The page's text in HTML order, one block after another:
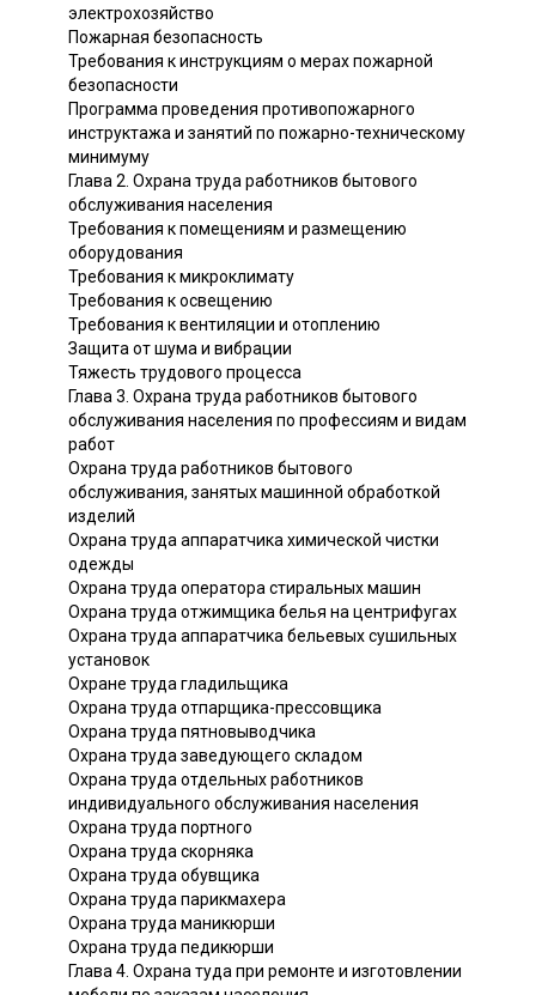
электрохозяйство
Пожарная безопасность
Требования к инструкциям о мерах пожарной
безопасности
Программа проведения противопожарного
инструктажа и занятий по пожарно-техническому
минимуму
Глава 2. Охрана труда работников бытового
обслуживания населения
Требования к помещениям и размещению
оборудования
Требования к микроклимату
Требования к освещению
Требования к вентиляции и отоплению
Защита от шума и вибрации
Тяжесть трудового процесса
Глава 3. Охрана труда работников бытового
обслуживания населения по профессиям и видам
работ
Охрана труда работников бытового
обслуживания, занятых машинной обработкой
изделий
Охрана труда аппаратчика химической чистки
одежды
Охрана труда оператора стиральных машин
Охрана труда отжимщика белья на центрифугах
Охрана труда аппаратчика бельевых сушильных
установок
Охране труда гладильщика
Охрана труда отпарщика-прессовщика
Охрана труда пятновыводчика
Охрана труда заведующего складом
Охрана труда отдельных работников
индивидуального обслуживания населения
Охрана труда портного
Охрана труда скорняка
Охрана труда обувщика
Охрана труда парикмахера
Охрана труда маникюрши
Охрана труда педикюрши
Глава 4. Охрана туда при ремонте и изготовлении